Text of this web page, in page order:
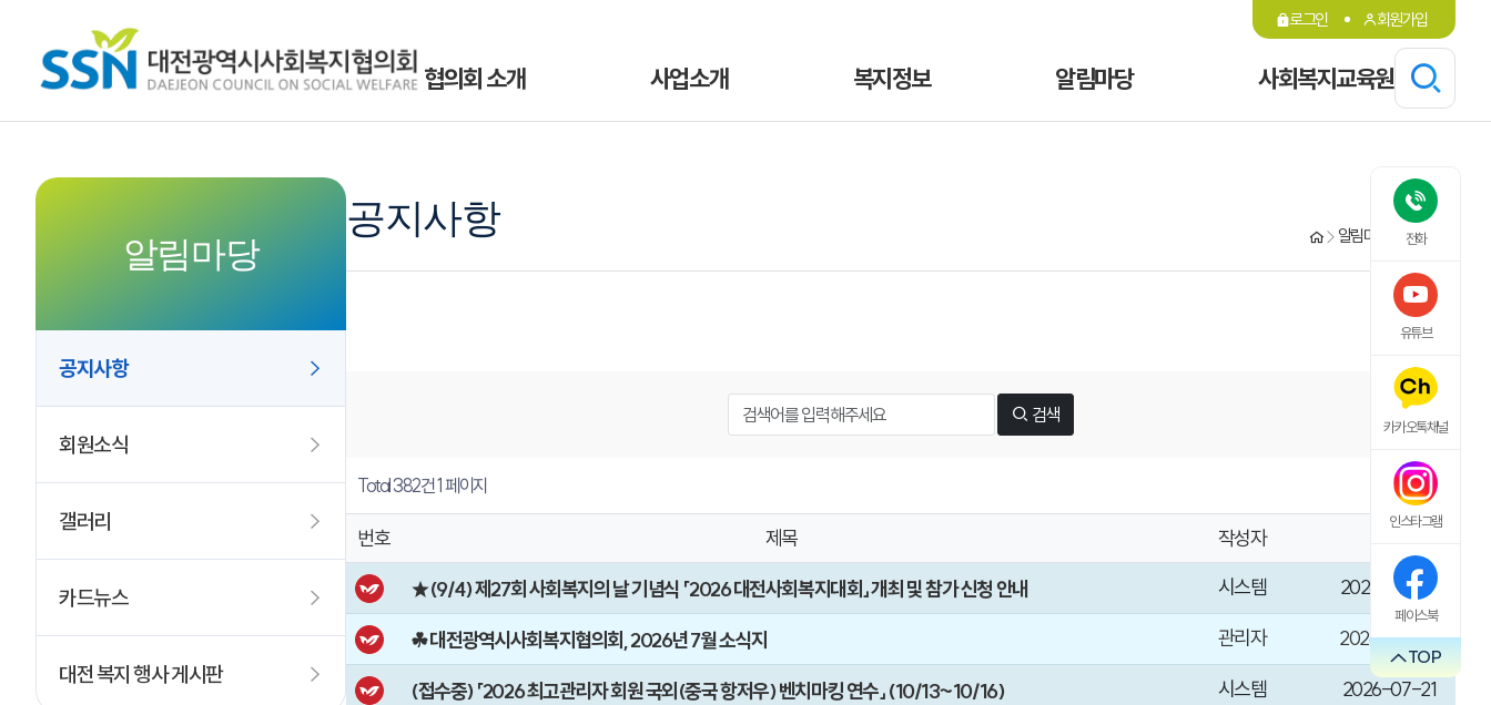
전화
유튜브
카카오톡채널
인스타그램
페이스북
TOP
로그인 회원가입
협의회 소개 사업소개 복지정보 알림마당 사회복지교육원
알림마당
공지사항
회원소식
갤러리
카드뉴스
대전 복지 행사 게시판
공지사항 알림마당 공지사항
검색
Total 382건1 페이지
번호 제목 작성자
★(9/4) 제27회 사회복지의 날 기념식 「2026 대전사회복지대회」 개최 및 참가 신청 안내
시스템 2026-08-05
☘ 대전광역시사회복지협의회, 2026년 7월 소식지 관리자 2026-08-04
(접수중) 「2026 최고관리자 회원 국외(중국 항저우) 벤치마킹 연수」 (10/13~10/16) 시스템 2026-07-21